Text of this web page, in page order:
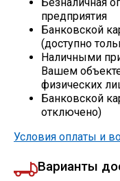
предприятия
Банковской
(доступно
Наличными
Вашем
физических
Банковской
отключено)
Условия оплаты и
Варианты